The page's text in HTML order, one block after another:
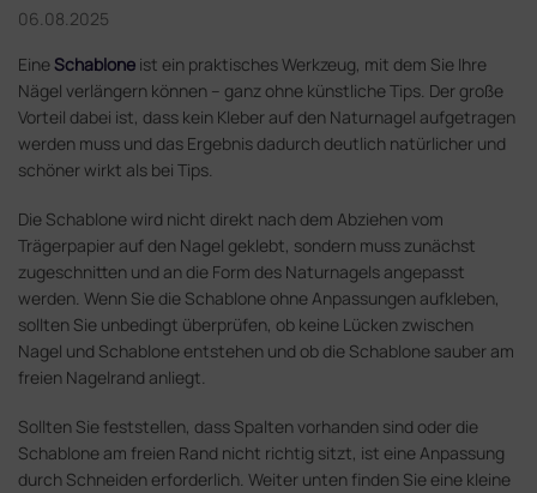
06.08.2025
EineSchablone ist ein praktisches Werkzeug, mit dem Sie Ihre
Nägel verlängern können – ganz ohne künstliche Tips. Der große
Vorteil dabei ist, dass kein Kleber auf den Naturnagel aufgetragen
werden muss und das Ergebnis dadurch deutlich natürlicher und
schöner wirkt als bei Tips.
Die Schablone wird nicht direkt nach dem Abziehen vom
Trägerpapier auf den Nagel geklebt, sondern muss zunächst
zugeschnitten und an die Form des Naturnagels angepasst
werden. Wenn Sie die Schablone ohne Anpassungen aufkleben,
sollten Sie unbedingt überprüfen, ob keine Lücken zwischen
Nagel und Schablone entstehen und ob die Schablone sauber am
freien Nagelrand anliegt.
Sollten Sie feststellen, dass Spalten vorhanden sind oder die
Schablone am freien Rand nicht richtig sitzt, ist eine Anpassung
durch Schneiden erforderlich. Weiter unten finden Sie eine kleine